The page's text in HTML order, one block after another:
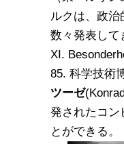
ルクは、政治
数々発表して
XI.
85. 科学技術
ツーゼ
発されたコン
とができる。